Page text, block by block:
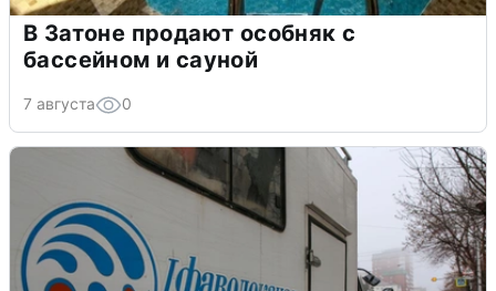
В Затоне продают особняк с
бассейном и сауной
7 августа 0